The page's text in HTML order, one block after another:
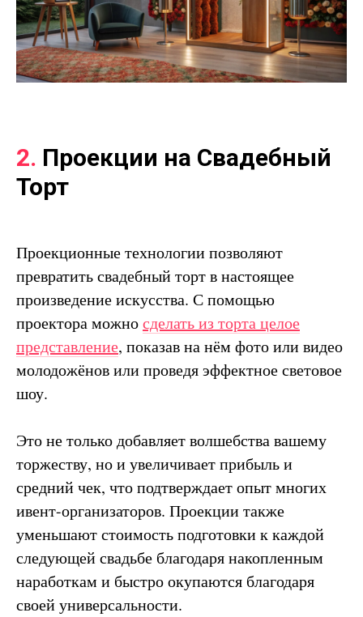
2. Проекции на Свадебный
Торт
Проекционные технологии позволяют
превратить свадебный торт в настоящее
произведение искусства. С помощью
проектора можносделать из торта целое
представление, показав на нём фото или видео
молодожёнов или проведя эффектное световое
шоу.
Это не только добавляет волшебства вашему
торжеству, но и увеличивает прибыль и
средний чек, что подтверждает опыт многих
ивент-организаторов. Проекции также
уменьшают стоимость подготовки к каждой
следующей свадьбе благодаря накопленным
наработкам и быстро окупаются благодаря
своей универсальности.